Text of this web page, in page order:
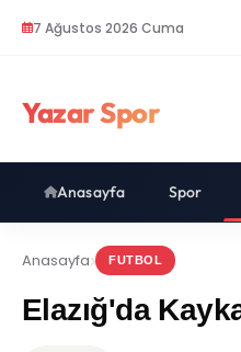
7 Ağustos 2026 Cuma
Yazar Spor
Anasayfa Spor
Anasayfa FUTBOL
Elazığ'da